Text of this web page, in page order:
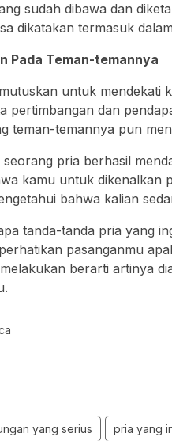
sudah dibawa dan
dikatakan termasuk
Pada Teman-temannya
untuk mendekati
pertimbangan dan
teman-temannya pun
seorang pria berhasil
kamu untuk dikenalkan
bahwa kalian
tanda-tanda pria yang
pasanganmu
berarti artinya
yang serius pria yang